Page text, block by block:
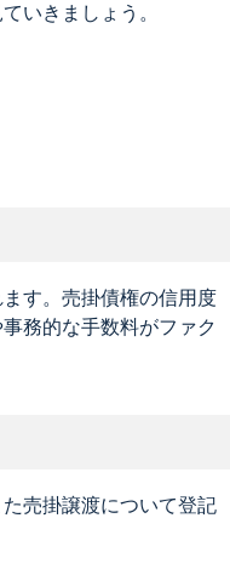
いきましょう。
す。売掛債権の信用度
務的な手数料がファク
売掛譲渡について登記